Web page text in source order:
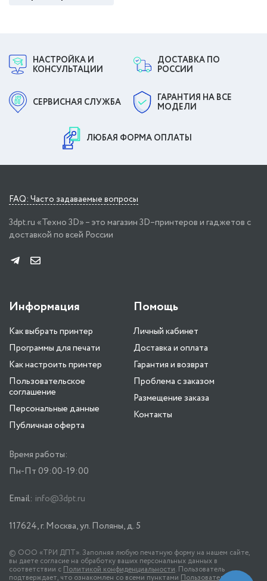
НАСТРОЙКА И
КОНСУЛЬТАЦИИ
ДОСТАВКА ПО
РОССИИ
СЕРВИСНАЯ СЛУЖБА
ГАРАНТИЯ НА ВСЕ
МОДЕЛИ
ЛЮБАЯ ФОРМА ОПЛАТЫ
FAQ: Часто задаваемые вопросы
3dpt.ru «Техно 3D» – это магазин 3D–принтеров и гаджетов с
доставкой по всей России
Информация
Как выбрать принтер
Программы для печати
Как настроить принтер
Пользовательское
соглашение
Персональные данные
Публичная оферта
Помощь
Личный кабинет
Доставка и оплата
Гарантия и возврат
Проблема с заказом
Размещение заказа
Контакты
Время работы:
Пн-Пт 09:00-19:00
Email: info@3dpt.ru
117624, г. Москва, ул. Поляны, д. 5
© ООО «ТРИ ДПТ». Заполняя любую печатную форму на нашем сайте,
вы даете согласие на обработку ваших персональных данных в
соответствии с Политикой конфиденциальности. Пользователь
подтверждает, что ознакомлен со всеми пунктами Пользовательского